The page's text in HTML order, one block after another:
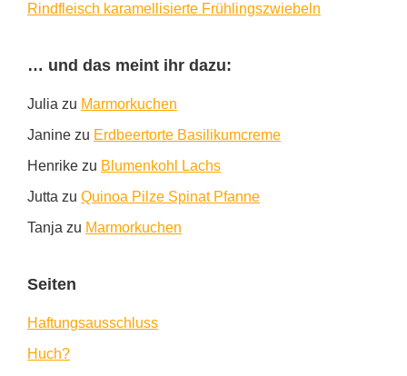
Rindfleisch karamellisierte Frühlingszwiebeln
… und das meint ihr dazu:
Julia zu Marmorkuchen
Janine zu Erdbeertorte Basilikumcreme
Henrike zu Blumenkohl Lachs
Jutta zu Quinoa Pilze Spinat Pfanne
Tanja zu Marmorkuchen
Seiten
Haftungsausschluss
Huch?